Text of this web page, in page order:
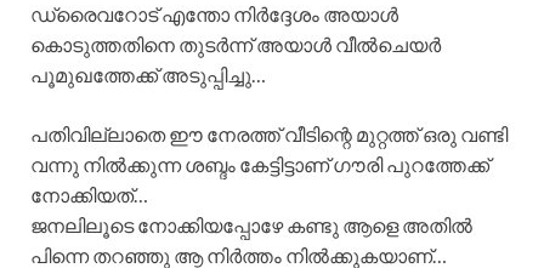
ഡ്രൈവറോട് എന്തോ നിർദ്ദേശം അയാൾ
കൊടുത്തതിനെ തുടർന്ന് അയാൾ വീൽചെയർ
പൂമുഖത്തേക്ക് അടുപ്പിച്ചു…
പതിവില്ലാതെ ഈ നേരത്ത് വീടിന്റെ മുറ്റത്ത് ഒരു വണ്ടി
വന്നു നിൽക്കുന്ന ശബ്ദം കേട്ടിട്ടാണ് ഗൗരി പുറത്തേക്ക്
നോക്കിയത്…
ജനലിലൂടെ നോക്കിയപ്പോഴേ കണ്ടു ആളെ അതിൽ
പിന്നെ തറഞ്ഞു ആ നിർത്തം നിൽക്കുകയാണ്…